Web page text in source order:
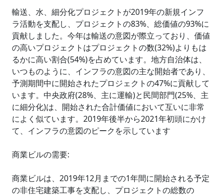
輸送、水、細分化プロジェクトが2019年の新規インフ
ラ活動を支配し、プロジェクトの83%、総価値の93%に
貢献しました。今年は輸送の意図が際立っており、価値
の高いプロジェクトはプロジェクトの数(32%)よりもは
るかに高い割合(54%)を占めています。地方自治体は、
いつものように、インフラの意図の主な開始者であり、
予測期間中に開始されたプロジェクトの47%に貢献して
います。中央政府(28%、主に運輸)と民間部門(25%、主
に細分化)は、開始された合計価値において互いに非常
によく似ています。2019年後半から2021年初頭にかけ
て、インフラの意図のピークを示しています
商業ビルの需要:
商業ビルは、2019年12月までの1年間に開始される予定
の非住宅建築工事を支配し、プロジェクトの総数の